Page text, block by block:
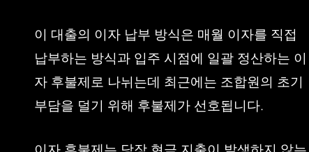
이 대출의 이자 납부 방식은 매월 이자를 직접
납부하는 방식과 입주 시점에 일괄 정산하는 이
자 후불제로 나뉘는데 최근에는 조합원의 초기
부담을 덜기 위해 후불제가 선호됩니다.